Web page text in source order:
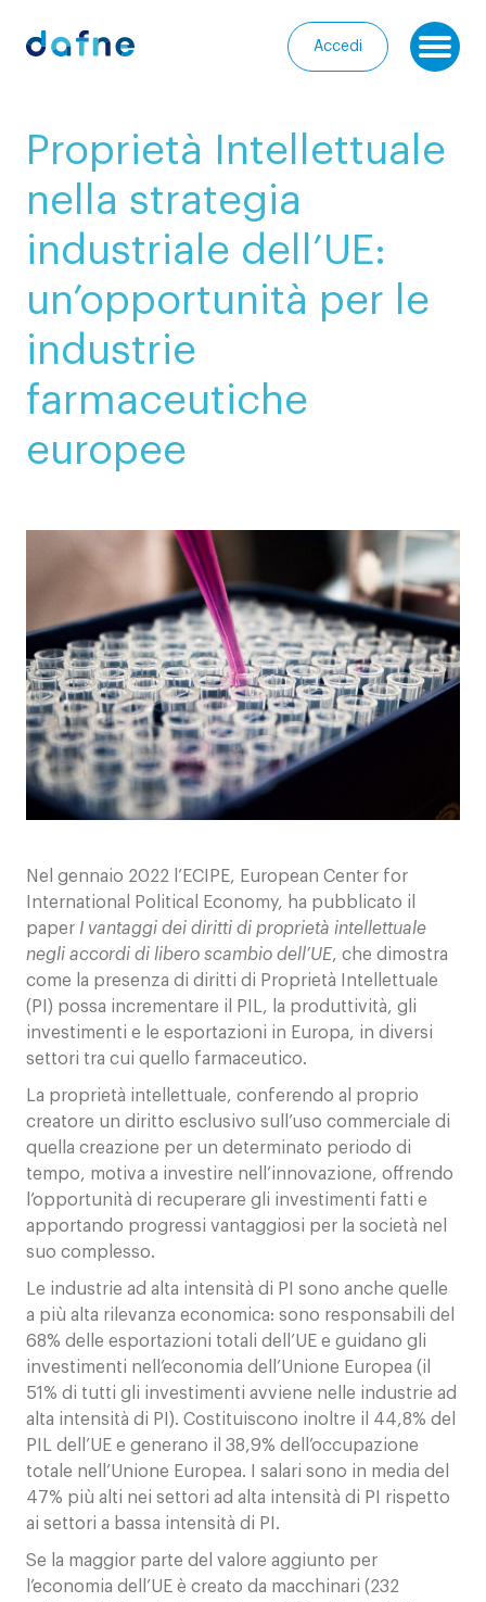
Consorzio Dafne Accedi
Homepage
Chi
siamo
Entra
nella
Community
Media
Calendario
nostri
progetti
I
nostri
servizi
Le
nostre
iniziative
Proprietà Intellettuale
nella strategia
industriale dell’UE:
un’opportunità per le
industrie
farmaceutiche
europee
Nel gennaio 2022 l’ECIPE, European Center for
International Political Economy, ha pubblicato il
paper I vantaggi dei diritti di proprietà intellettuale
negli accordi di libero scambio dell’UE, che dimostra
come la presenza di diritti di Proprietà Intellettuale
(PI) possa incrementare il PIL, la produttività, gli
investimenti e le esportazioni in Europa, in diversi
settori tra cui quello farmaceutico.
La proprietà intellettuale, conferendo al proprio
creatore un diritto esclusivo sull’uso commerciale di
quella creazione per un determinato periodo di
tempo, motiva a investire nell’innovazione, offrendo
l’opportunità di recuperare gli investimenti fatti e
apportando progressi vantaggiosi per la società nel
suo complesso.
Le industrie ad alta intensità di PI sono anche quelle
a più alta rilevanza economica: sono responsabili del
68% delle esportazioni totali dell’UE e guidano gli
investimenti nell’economia dell’Unione Europea (il
51% di tutti gli investimenti avviene nelle industrie ad
alta intensità di PI). Costituiscono inoltre il 44,8% del
PIL dell’UE e generano il 38,9% dell’occupazione
totale nell’Unione Europea. I salari sono in media del
47% più alti nei settori ad alta intensità di PI rispetto
ai settori a bassa intensità di PI.
Se la maggior parte del valore aggiunto per
l’economia dell’UE è creato da macchinari (232